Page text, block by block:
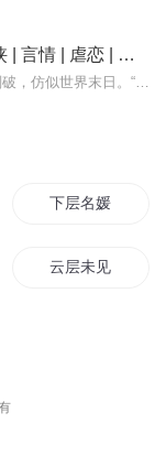
大胆逆徒竟想以下犯上 | 仙侠 | 言情 | 虐恋 | 脑洞 | 复仇 | 智商在线
下层名媛
云层未见